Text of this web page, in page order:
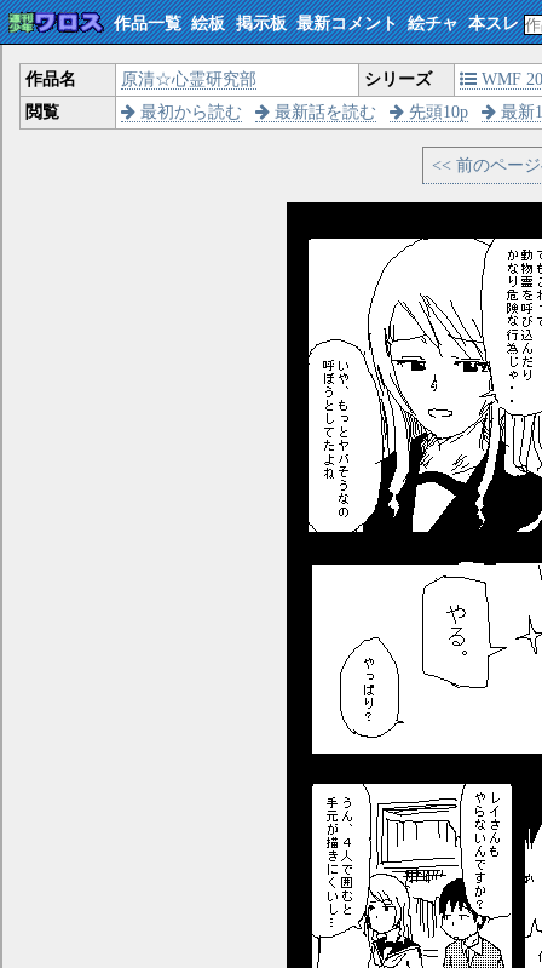
作品一覧 絵板 掲示板 最新コメント 絵チャ 本スレ
作品名 原清☆心霊研究部 シリーズ
WMF
閲覧
最初から読む 最新話を読む 先頭10p 最新
<< 前のペー